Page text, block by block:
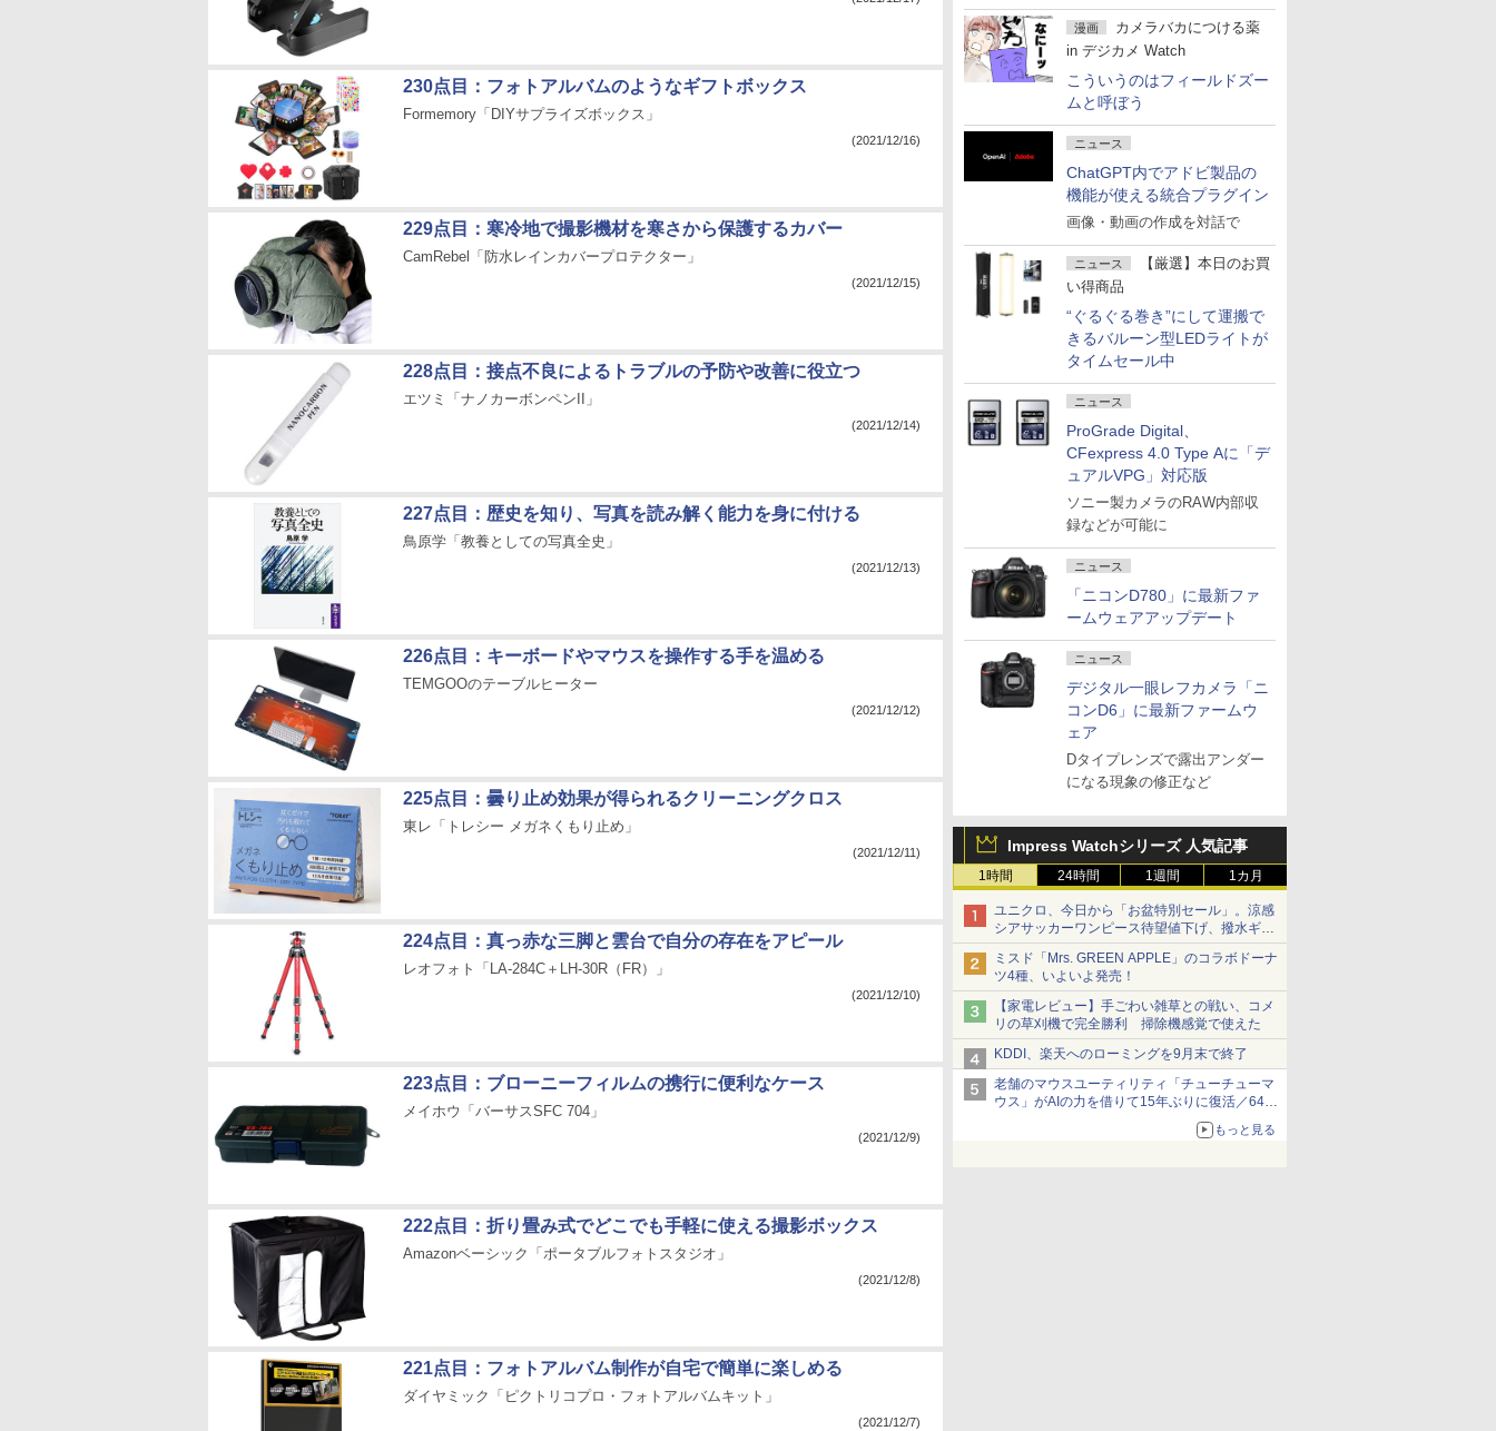
漫画
カメラバカにつける薬
in デジカメ Watch
こういうのはフィールドズー
ムと呼ぼう
ニュース
ChatGPT内でアドビ製品の
機能が使える統合プラグイン
画像・動画の作成を対話で
ニュース
【厳選】本日のお買
い得商品
“ぐるぐる巻き”にして運搬で
きるバルーン型LEDライトが
タイムセール中
ニュース
ProGrade Digital、
CFexpress 4.0 Type Aに「デ
ュアルVPG」対応版
ソニー製カメラのRAW内部収
録などが可能に
ニュース
「ニコンD780」に最新ファ
ームウェアアップデート
ニュース
デジタル一眼レフカメラ「ニ
コンD6」に最新ファームウ
ェア
Dタイプレンズで露出アンダー
になる現象の修正など
Impress Watchシリーズ 人気記事
1時間 24時間 1週間 1カ月
ユニクロ、今日から「お盆特別セール」。涼感
シアサッカーワンピース待望値下げ、撥水ギア
ショーツは1990円に
ミスド「Mrs. GREEN APPLE」のコラボドーナ
ツ4種、いよいよ発売！
【家電レビュー】手ごわい雑草との戦い、コメ
リの草刈機で完全勝利 掃除機感覚で使えた
KDDI、楽天へのローミングを9月末で終了
老舗のマウスユーティリティ「チューチューマ
ウス」がAIの力を借りて15年ぶりに復活／64bit
化、Windows 10/11、「Chrome」も走り回
る。復活記念で2026年末まで500円
もっと見る
230点目：フォトアルバムのようなギフトボックス
Formemory「DIYサプライズボックス」
(2021/12/16)
229点目：寒冷地で撮影機材を寒さから保護するカバー
CamRebel「防水レインカバープロテクター」
(2021/12/15)
228点目：接点不良によるトラブルの予防や改善に役立つ
エツミ「ナノカーボンペンII」
(2021/12/14)
227点目：歴史を知り、写真を読み解く能力を身に付ける
鳥原学「教養としての写真全史」
(2021/12/13)
226点目：キーボードやマウスを操作する手を温める
TEMGOOのテーブルヒーター
(2021/12/12)
225点目：曇り止め効果が得られるクリーニングクロス
東レ「トレシー メガネくもり止め」
(2021/12/11)
224点目：真っ赤な三脚と雲台で自分の存在をアピール
レオフォト「LA-284C＋LH-30R（FR）」
(2021/12/10)
223点目：ブローニーフィルムの携行に便利なケース
メイホウ「バーサスSFC 704」
(2021/12/9)
222点目：折り畳み式でどこでも手軽に使える撮影ボックス
Amazonベーシック「ポータブルフォトスタジオ」
(2021/12/8)
221点目：フォトアルバム制作が自宅で簡単に楽しめる
ダイヤミック「ピクトリコプロ・フォトアルバムキット」
(2021/12/7)